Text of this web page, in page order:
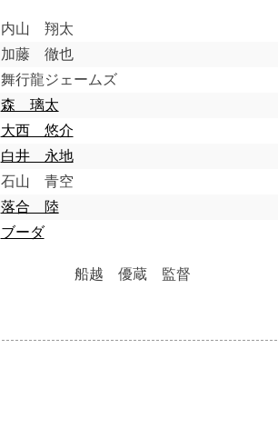
内山 翔太
加藤 徹也
舞行龍ジェームズ
森 璃太
大西 悠介
白井 永地
石山 青空
落合 陸
ブーダ
船越 優蔵 監督